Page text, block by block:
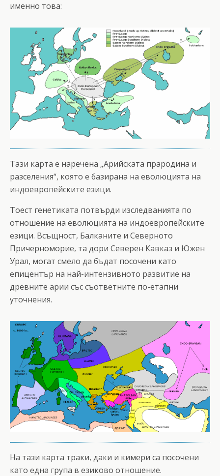
именно това:
Тази карта е наречена „Арийската прародина и
разселения“, която е базирана на еволюцията на
индоевропейските езици.
Тоест генетиката потвърди изследванията по
отношение на еволюцията на индоевропейските
езици. Всъщност, Балканите и Северното
Причерноморие, та дори Северен Кавказ и Южен
Урал, могат смело да бъдат посочени като
епицентър на най-интензивното развитие на
древните арии със съответните по-етапни
уточнения.
На тази карта траки, даки и кимери са посочени
като една група в езиково отношение.